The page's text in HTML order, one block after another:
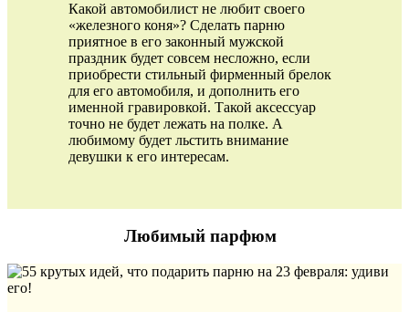
Какой автомобилист не любит своего
«железного коня»? Сделать парню
приятное в его законный мужской
праздник будет совсем несложно, если
приобрести стильный фирменный брелок
для его автомобиля, и дополнить его
именной гравировкой. Такой аксессуар
точно не будет лежать на полке. А
любимому будет льстить внимание
девушки к его интересам.
Любимый парфюм